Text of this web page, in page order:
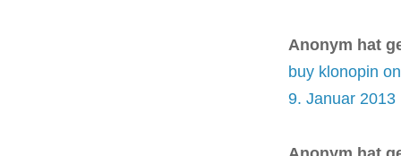
Anonym hat
buy klonopin
9. Januar 2013